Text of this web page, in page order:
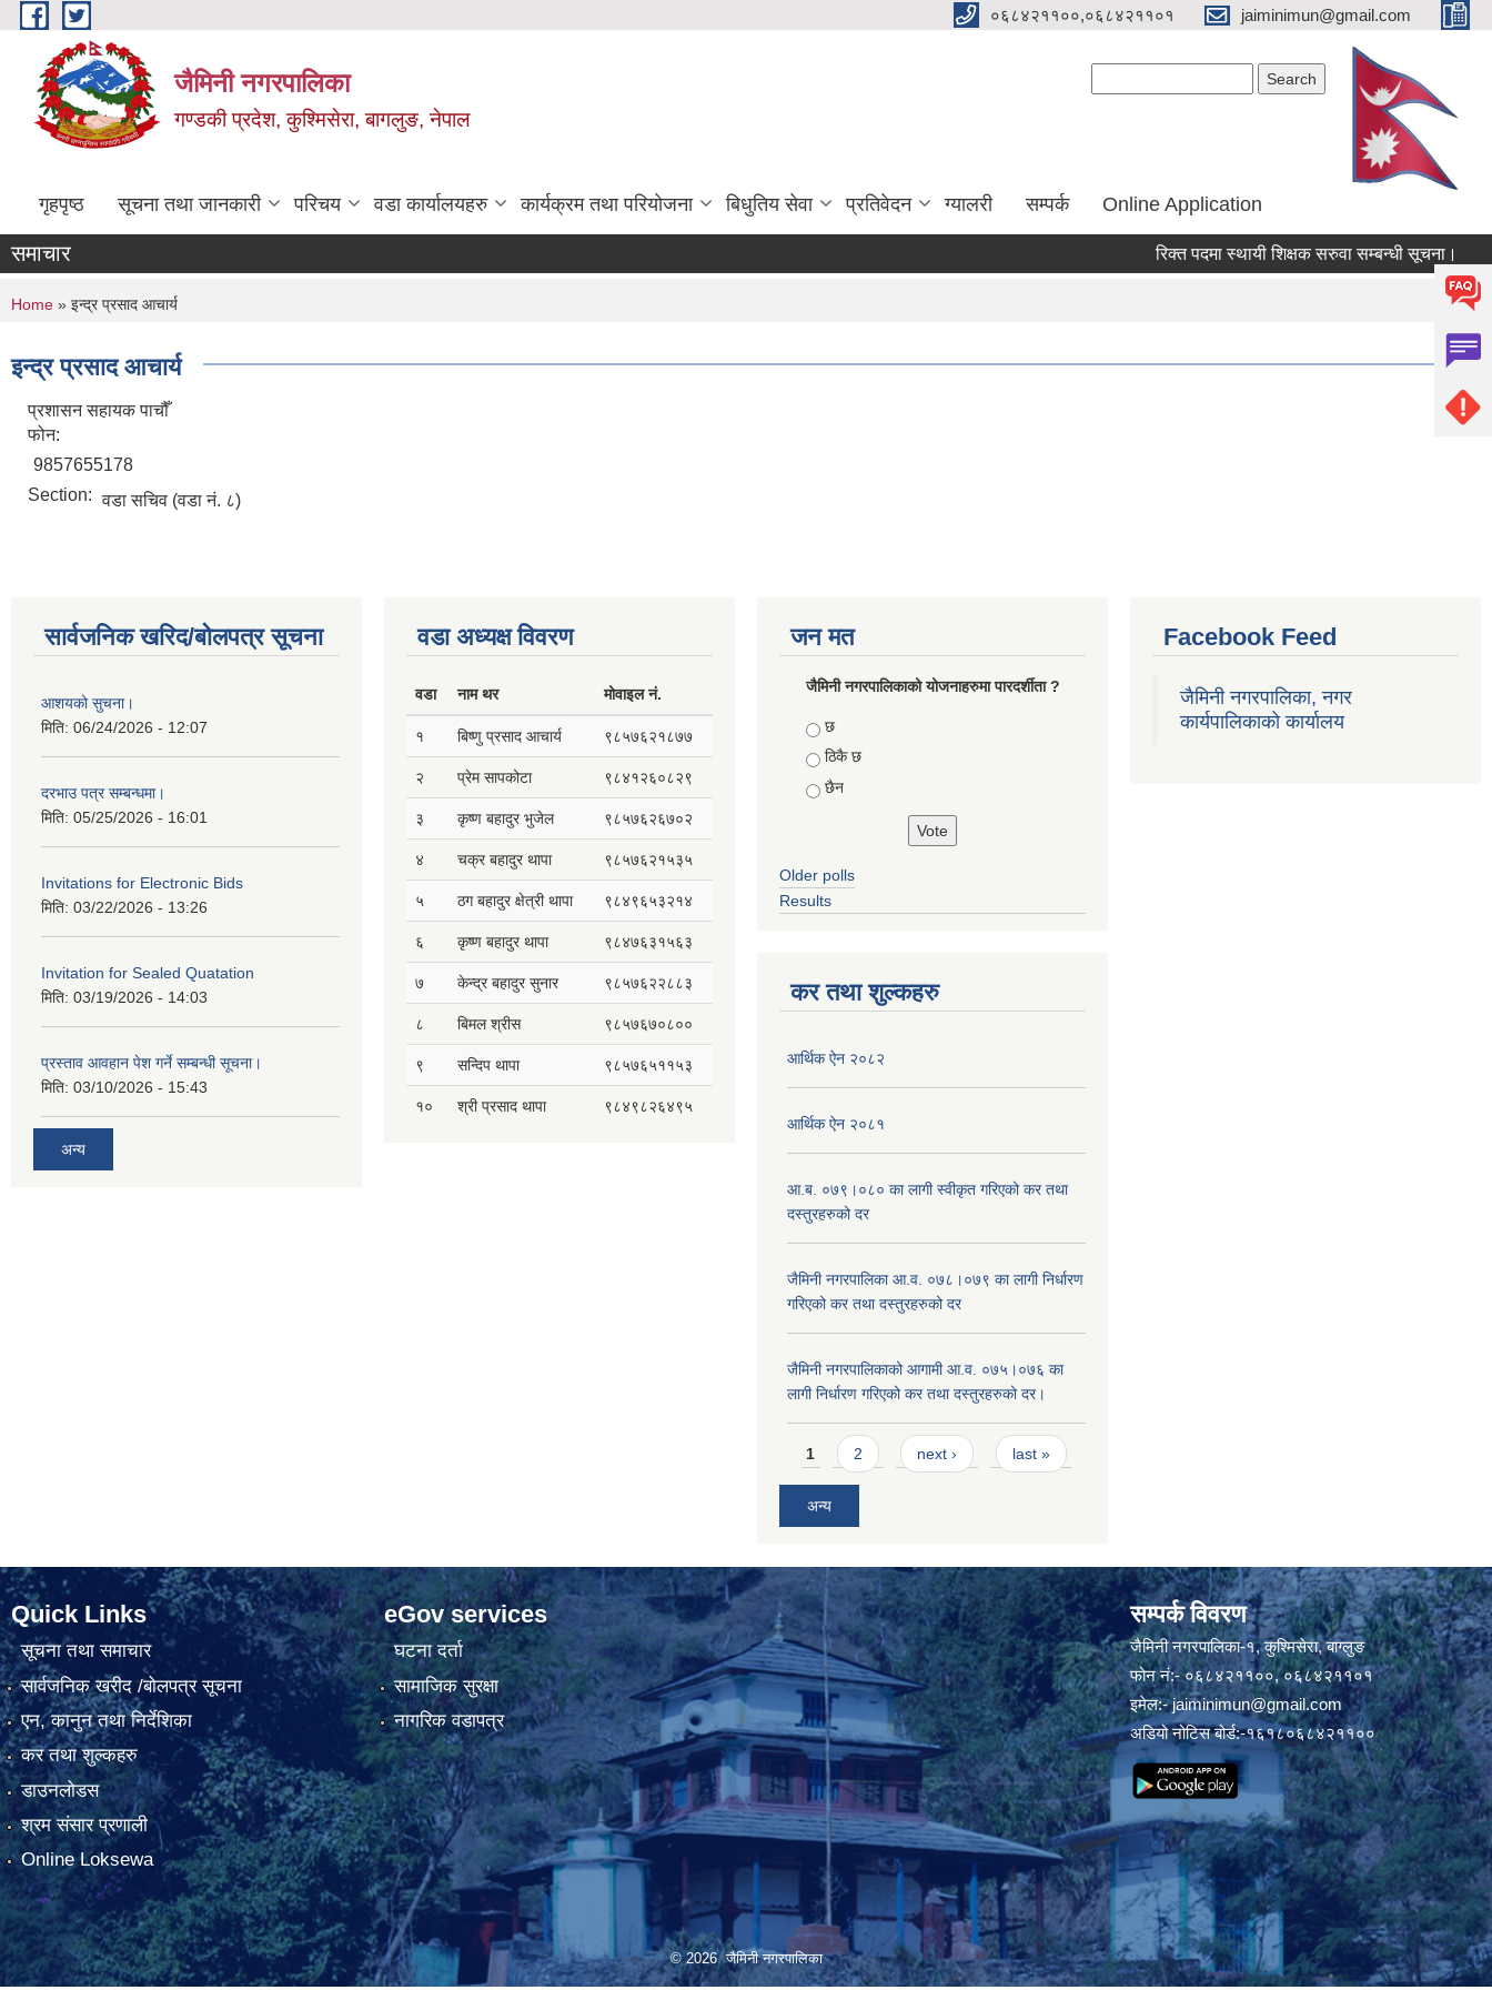
Skip to main content ०६८४२११००,०६८४२११०१ jaiminimun@gmail.com
जैमिनी नगरपालिका
गण्डकी प्रदेश, कुश्मिसेरा, बागलुङ, नेपाल
गृहपृष्ठ सूचना तथा जानकारी परिचय वडा कार्यालयहरु कार्यक्रम तथा परियोजना बिधुतिय सेवा प्रतिवेदन ग्यालरी सम्पर्क Online Application
समाचार रिक्त पदमा स्थायी शिक्षक सरुवा सम्बन्धी सूचना।
You are here
Home » इन्द्र प्रसाद आचार्य
इन्द्र प्रसाद आचार्य
प्रशासन सहायक पाचौँ
फोन:
9857655178
Section: वडा सचिव (वडा नं. ८)
सार्वजनिक खरिद/बोलपत्र सूचना
आशयको सुचना।
मिति: 06/24/2026 - 12:07
दरभाउ पत्र सम्बन्धमा।
मिति: 05/25/2026 - 16:01
Invitations for Electronic Bids
मिति: 03/22/2026 - 13:26
Invitation for Sealed Quatation
मिति: 03/19/2026 - 14:03
प्रस्ताव आवहान पेश गर्ने सम्बन्धी सूचना।
मिति: 03/10/2026 - 15:43
अन्य
वडा अध्यक्ष विवरण
वडा नाम थर मोवाइल नं.
१ बिष्णु प्रसाद आचार्य ९८५७६२१८७७
२ प्रेम सापकोटा ९८४१२६०८२९
३ कृष्ण बहादुर भुजेल ९८५७६२६७०२
४ चक्र बहादुर थापा ९८५७६२१५३५
५ ठग बहादुर क्षेत्री थापा ९८४९६५३२१४
६ कृष्ण बहादुर थापा ९८४७६३१५६३
७ केन्द्र बहादुर सुनार ९८५७६२२८८३
८ बिमल श्रीस ९८५७६७०८००
९ सन्दिप थापा ९८५७६५११५३
१० श्री प्रसाद थापा ९८४९८२६४९५
जन मत
जैमिनी नगरपालिकाको योजनाहरुमा पारदर्शीता ?
Choices
छ
ठिकै छ
छैन
Older polls
Results
कर तथा शुल्कहरु
आर्थिक ऐन २०८२
आर्थिक ऐन २०८१
आ.ब. ०७९।०८० का लागी स्वीकृत गरिएको कर तथा
दस्तुरहरुको दर
जैमिनी नगरपालिका आ.व. ०७८।०७९ का लागी निर्धारण
गरिएको कर तथा दस्तुरहरुको दर
जैमिनी नगरपालिकाको आगामी आ.व. ०७५।०७६ का
लागी निर्धारण गरिएको कर तथा दस्तुरहरुको दर।
Pages
1 2 next › last »
अन्य
Facebook Feed
जैमिनी नगरपालिका, नगर
कार्यपालिकाको कार्यालय
Quick Links
सूचना तथा समाचार
सार्वजनिक खरीद /बोलपत्र सूचना
एन, कानुन तथा निर्देशिका
कर तथा शुल्कहरु
डाउनलोडस
श्रम संसार प्रणाली
Online Loksewa
eGov services
घटना दर्ता
सामाजिक सुरक्षा
नागरिक वडापत्र
सम्पर्क विवरण
जैमिनी नगरपालिका-१, कुश्मिसेरा, बाग्लुङ
फोन नं:- ०६८४२११००, ०६८४२११०१
इमेल:-jaiminimun@gmail.com
अडियो नोटिस बोर्ड:-१६१८०६८४२११००
© 2026 जैमिनी नगरपालिका